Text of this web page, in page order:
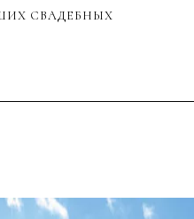
СВАДЕБНЫХ